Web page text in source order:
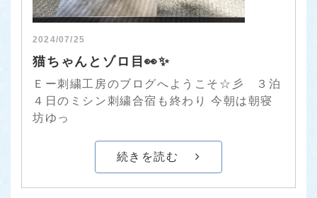
2024/07/25
猫ちゃんとゾロ目👀✨
Ｅー刺繍工房のブログへようこそ☆彡 ３泊
４日のミシン刺繍合宿も終わり 今朝は朝寝
坊ゆっ
続きを読む